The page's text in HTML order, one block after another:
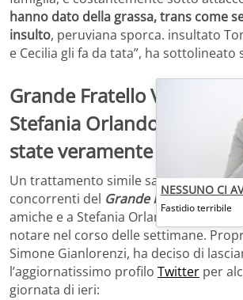
hanno dato della grassa, trans come
insulto, peruviana sporca. insultato
e Cecilia gli fa da tata”, ha sottolineato
Grande Fratello Vip, il
Stefania Orlando contro
state veramente
Un trattamento simile sarebbe però
concorrenti del Grande Fratello Vip.
amiche e a Stefania Orlando, che come
notare nel corso delle settimane.
Simone Gianlorenzi, ha deciso di
l’aggiornatissimo profilo Twitter per
giornata di ieri:
NESSUNO CI
Fastidio terribile